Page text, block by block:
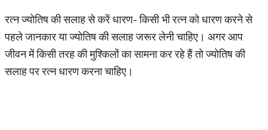
रत्न ज्योतिष की सलाह से करें धारण- किसी भी रत्न को धारण करने से
पहले जानकार या ज्योतिष की सलाह जरूर लेनी चाहिए। अगर आप
जीवन में किसी तरह की मुश्किलों का सामना कर रहे हैं तो ज्योतिष की
सलाह पर रत्न धारण करना चाहिए।